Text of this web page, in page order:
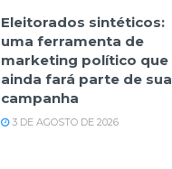
Eleitorados sintéticos:
uma ferramenta de
marketing político que
ainda fará parte de sua
campanha
3 DE AGOSTO DE 2026